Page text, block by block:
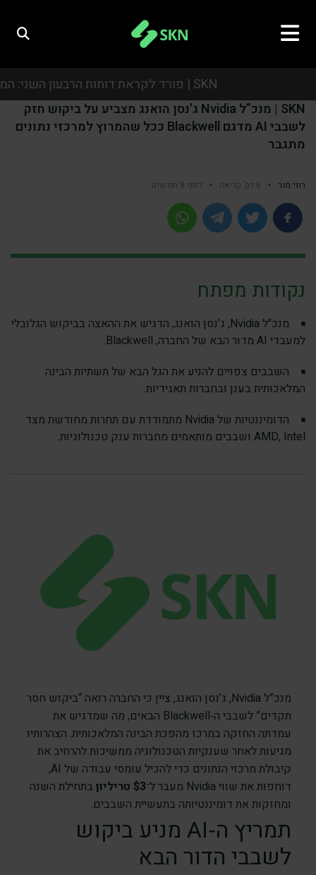
SKN | פורד לקראת דוחות הרבעון השני: המשקיעים יתמקדו ברווחיות, באסטרטגיית הרכב החשמלי ובתחזית לשנה
SKN | פורד לקראת דוחות הרבעון השני: המשקיעים יתמקדו ברווחיות, באסטרטגיית הרכב החשמלי ובתחזית לשנה
SKN | מנכ”ל Nvidia ג’נסן הואנג מצביע על ביקוש חזק
לשבבי AI מדגם Blackwell ככל שהמרוץ למרכזי נתונים
מתגבר
רוני מור • 6 דק’ קריאה • לפני 9 חודשים
נקודות מפתח
מנכ"ל Nvidia, ג'נסן הואנג, הדגיש את ההאצה בביקוש הגלובלי
למעבדי AI מדור הבא של החברה, Blackwell.
השבבים צפויים להניע את הגל הבא של תשתיות הבינה
המלאכותית בענן ובחברות תאגידיות.
הדומיננטיות של Nvidia מתמודדת עם תחרות מחודשת מצד
AMD, Intel ושבבים מותאמים מחברות ענק טכנולוגיות.
מנכ”ל Nvidia, ג’נסן הואנג, ציין כי החברה רואה “ביקוש חסר
תקדים” לשבבי ה‑Blackwell הבאים, מה שמדגיש את
עמדתה החזקה במרכז מהפכת הבינה המלאכותית. הצהרותיו
מגיעות לאחר שענקיות הטכנולוגיה ממשיכות להרחיב את
קיבולת מרכזי הנתונים כדי להכיל עומסי עבודה של AI,
דוחפות את שווי Nvidia מעבר ל־
$3 טריליון
בתחילת השנה
ומחזקות את דומיננטיותה בתעשיית השבבים.
תמריץ ה‑AI מניע ביקוש
לשבבי הדור הבא